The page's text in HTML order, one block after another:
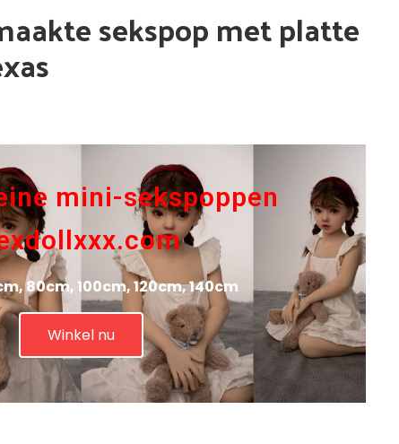
sekspop met platte
mini-sekspoppen
80cm, 100cm, 120cm, 140cm
Winkel nu